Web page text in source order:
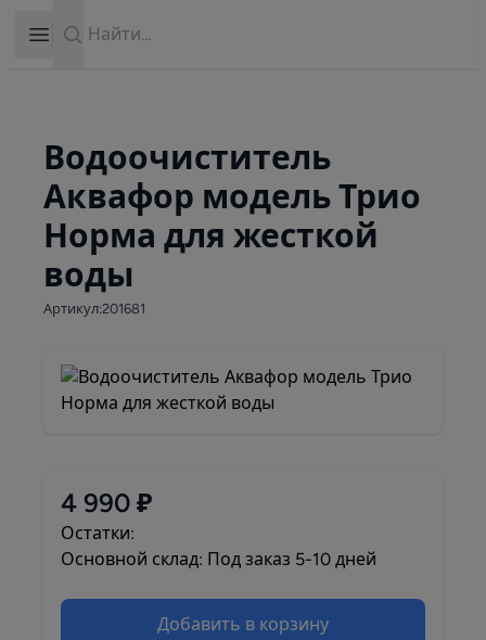
Open sidebar
Водоочиститель
Аквафор модель Трио
Норма для жесткой
воды
Артикул:201681
4 990 ₽
Остатки:
Основной склад: Под заказ 5-10 дней
Добавить в корзину